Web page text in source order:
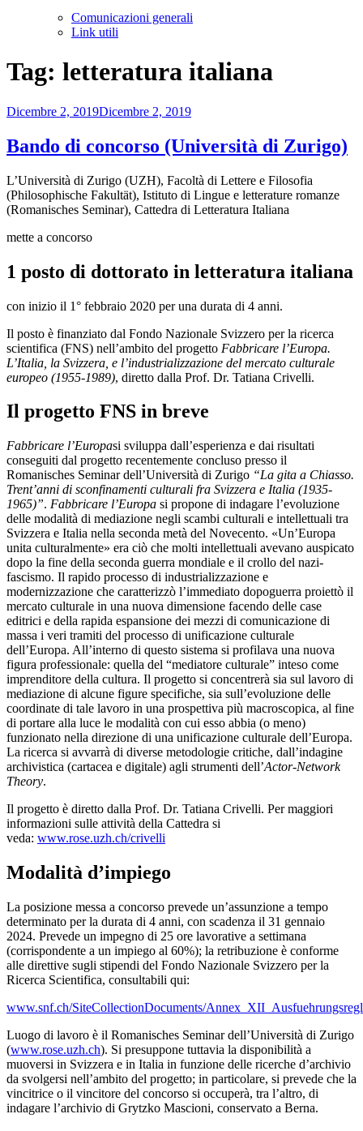
Comunicazioni generali
Link utili
Tag: letteratura italiana
Pubblicato
Dicembre 2, 2019Dicembre 2, 2019
Bando di concorso (Università di Zurigo)
L’Università di Zurigo (UZH), Facoltà di Lettere e Filosofia
(Philosophische Fakultät), Istituto di Lingue e letterature romanze
(Romanisches Seminar), Cattedra di Letteratura Italiana
mette a concorso
1 posto di dottorato in letteratura italiana
con inizio il 1° febbraio 2020 per una durata di 4 anni.
Il posto è finanziato dal Fondo Nazionale Svizzero per la ricerca
scientifica (FNS) nell’ambito del progetto Fabbricare l’Europa.
L’Italia, la Svizzera, e l’industrializzazione del mercato culturale
europeo (1955-1989), diretto dalla Prof. Dr. Tatiana Crivelli.
Il progetto FNS in breve
Fabbricare l’Europasi sviluppa dall’esperienza e dai risultati
conseguiti dal progetto recentemente concluso presso il
Romanisches Seminar dell’Università di Zurigo “La gita a Chiasso.
Trent’anni di sconfinamenti culturali fra Svizzera e Italia (1935-
1965)”. Fabbricare l’Europa si propone di indagare l’evoluzione
delle modalità di mediazione negli scambi culturali e intellettuali tra
Svizzera e Italia nella seconda metà del Novecento. «Un’Europa
unita culturalmente» era ciò che molti intellettuali avevano auspicato
dopo la fine della seconda guerra mondiale e il crollo del nazi-
fascismo. Il rapido processo di industrializzazione e
modernizzazione che caratterizzò l’immediato dopoguerra proiettò il
mercato culturale in una nuova dimensione facendo delle case
editrici e della rapida espansione dei mezzi di comunicazione di
massa i veri tramiti del processo di unificazione culturale
dell’Europa. All’interno di questo sistema si profilava una nuova
figura professionale: quella del “mediatore culturale” inteso come
imprenditore della cultura. Il progetto si concentrerà sia sul lavoro di
mediazione di alcune figure specifiche, sia sull’evoluzione delle
coordinate di tale lavoro in una prospettiva più macroscopica, al fine
di portare alla luce le modalità con cui esso abbia (o meno)
funzionato nella direzione di una unificazione culturale dell’Europa.
La ricerca si avvarrà di diverse metodologie critiche, dall’indagine
archivistica (cartacea e digitale) agli strumenti dell’Actor-Network
Theory.
Il progetto è diretto dalla Prof. Dr. Tatiana Crivelli. Per maggiori
informazioni sulle attività della Cattedra si
veda: www.rose.uzh.ch/crivelli
Modalità d’impiego
La posizione messa a concorso prevede un’assunzione a tempo
determinato per la durata di 4 anni, con scadenza il 31 gennaio
2024. Prevede un impegno di 25 ore lavorative a settimana
(corrispondente a un impiego al 60%); la retribuzione è conforme
alle direttive sugli stipendi del Fondo Nazionale Svizzero per la
Ricerca Scientifica, consultabili qui:
www.snf.ch/SiteCollectionDocuments/
Luogo di lavoro è il Romanisches Seminar dell’Università di Zurigo
(www.rose.uzh.ch). Si presuppone tuttavia la disponibilità a
muoversi in Svizzera e in Italia in funzione delle ricerche d’archivio
da svolgersi nell’ambito del progetto; in particolare, si prevede che la
vincitrice o il vincitore del concorso si occuperà, tra l’altro, di
indagare l’archivio di Grytzko Mascioni, conservato a Berna.